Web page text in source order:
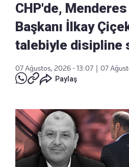
CHP'de,
Başkanı İlkay
talebiyle disipline
07 Ağustos, 2026 - 13:07
07
Paylaş